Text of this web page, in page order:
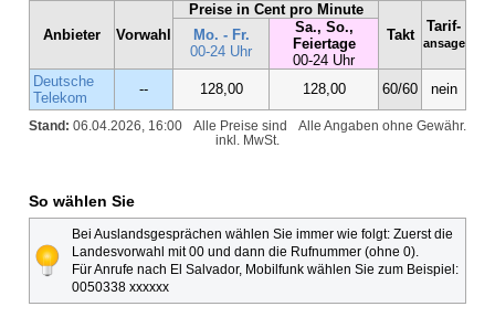
Anbieter Vorwahl
Preise in Cent pro Minute
Takt
Tarif-
ansage
Mo. - Fr.
00-24 Uhr
Sa., So.,
Feiertage
00-24 Uhr
Deutsche
Telekom
-- 128,00 128,00 60/60 nein
Stand: 06.04.2026, 16:00 Alle Angaben ohne Gewähr.
Alle Preise sind
inkl. MwSt.
So wählen Sie
Bei Auslandsgesprächen wählen Sie immer wie folgt: Zuerst die
Landesvorwahl mit 00 und dann die Rufnummer (ohne 0).
Für Anrufe nach El Salvador, Mobilfunk wählen Sie zum Beispiel:
0050338 xxxxxx